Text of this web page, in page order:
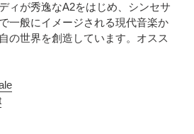
ィが秀逸なA2をはじめ、シンセサ
一般にイメージされる現代音楽か
の世界を創造しています。オスス